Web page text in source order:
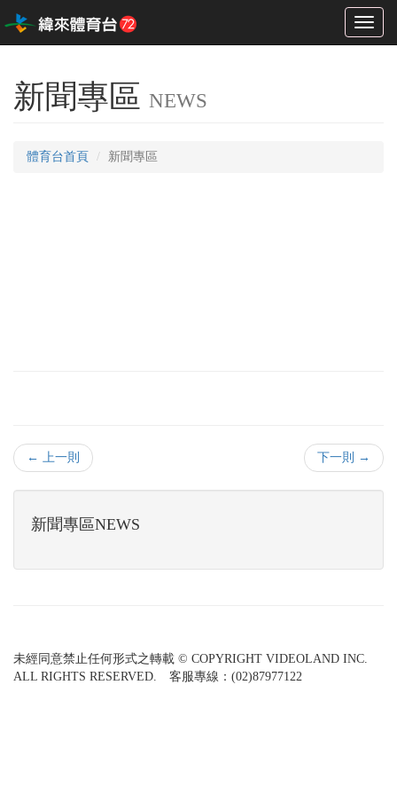
Toggle
新聞專區 NEWS
體育台首頁 新聞專區
← 上一則 下一則 →
新聞專區NEWS
未經同意禁止任何形式之轉載 © COPYRIGHT VIDEOLAND INC.
ALL RIGHTS RESERVED. 客服專線：(02)87977122